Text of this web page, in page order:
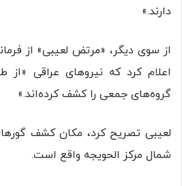
دارند.»
از سوی دیگر، «مرتض لعیبی» از
اعلام کرد که نیروهای عراقی
گروه‌های جمعی را کشف کرده‌اند.»
شمال مرکز الحویجه واقع است.